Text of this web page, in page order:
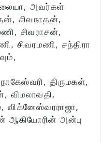
அவர்கள்
சிவநாதன்,
சிவராசன்,
சிவரமணி, சந்திரா
திருமகள்,
விமலாவதி,
விக்னேஸ்வரராஜா,
ஆகியோரின் அன்பு